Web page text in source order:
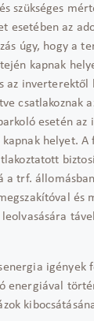
szükséges
esetében az
úgy, hogy a
kapnak
az inverterektől
csatlakoznak
esetén
helyet. A
a trf.
és
igények
energiával